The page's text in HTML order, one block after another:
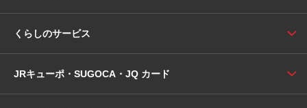
くらしのサービス
JRキューポ・SUGOCA・JQ カード